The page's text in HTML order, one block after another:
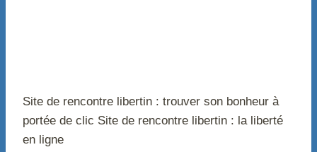
Site de rencontre libertin : trouver son bonheur à
portée de clic Site de rencontre libertin : la liberté
en ligne